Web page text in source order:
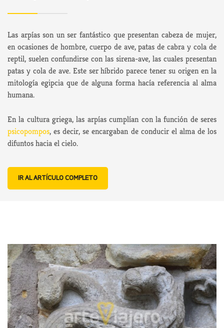
Las arpías son un ser fantástico que presentan cabeza de mujer,
en ocasiones de hombre, cuerpo de ave, patas de cabra y cola de
reptil, suelen confundirse con las sirena-ave, las cuales presentan
patas y cola de ave. Este ser híbrido parece tener su origen en la
mitología egipcia que de alguna forma hacía referencia al alma
humana.
En la cultura griega, las arpías cumplían con la función de seres
psicopompos, es decir, se encargaban de conducir el alma de los
difuntos hacia el cielo.
IR AL ARTÍCULO COMPLETO